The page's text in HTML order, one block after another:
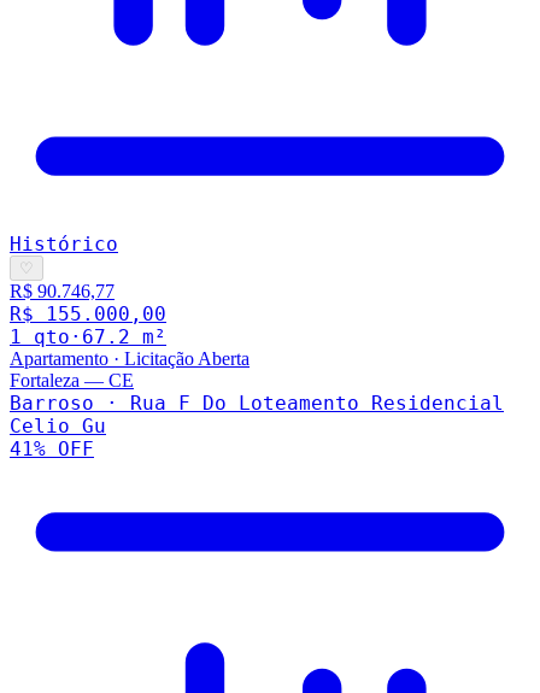
Histórico
♡
R$ 90.746,77
R$ 155.000,00
1 qto · 67.2 m²
Apartamento · Licitação Aberta
Fortaleza — CE
Barroso · Rua F Do Loteamento Residencial
Celio Gu
41% OFF